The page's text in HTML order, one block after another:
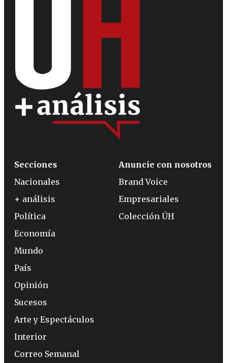
Secciones
Nacionales
+ análisis
Política
Economía
Mundo
País
Opinión
Sucesos
Arte y Espectáculos
Interior
Correo Semanal
Anuncie con nosotros
Brand Voice
Empresariales
Colección ÚH